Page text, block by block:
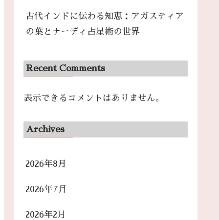
古代インドに伝わる知恵：アガスティア
の葉とナーディ占星術の世界
Recent Comments
表示できるコメントはありません。
Archives
2026年8月
2026年7月
2026年2月